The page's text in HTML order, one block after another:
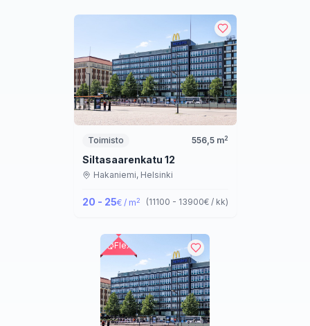
Toimisto 556,5m2
Siltasaarenkatu 12
Hakaniemi, Helsinki
20 - 25€ / m2 (11100 - 13900€ / kk)
Flex